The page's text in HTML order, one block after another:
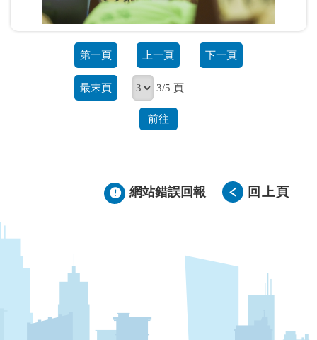
第一頁 上一頁 下一頁
最末頁 3/5 頁
前往
網站錯誤回報 回上頁